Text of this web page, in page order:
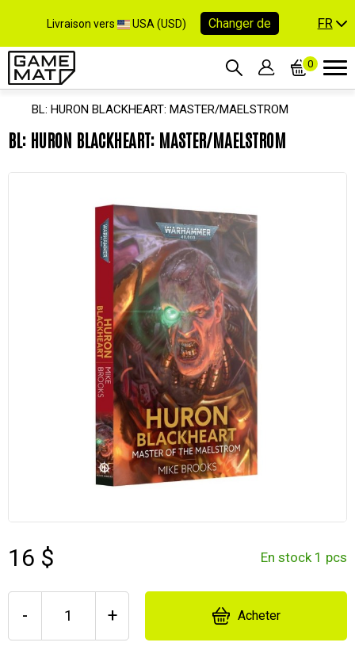
Livraison vers USA (USD) Changer de FR
0
BL: HURON BLACKHEART: MASTER/MAELSTROM
BL: HURON BLACKHEART: MASTER/MAELSTROM
16 $ En stock 1 pcs
- + Acheter